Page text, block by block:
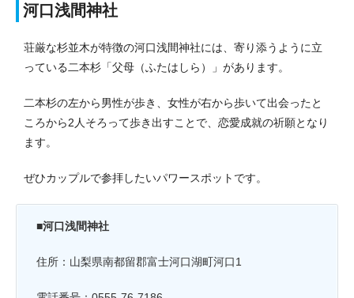
河口浅間神社
荘厳な杉並木が特徴の河口浅間神社には、寄り添うように立
っている二本杉「父母（ふたはしら）」があります。
二本杉の左から男性が歩き、女性が右から歩いて出会ったと
ころから2人そろって歩き出すことで、恋愛成就の祈願となり
ます。
ぜひカップルで参拝したいパワースポットです。
■河口浅間神社
住所：山梨県南都留郡富士河口湖町河口1